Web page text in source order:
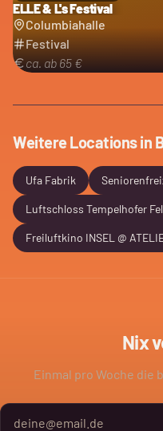
ELLE & L's Festival
Columbiahalle
Festival
ca. ab 65 €
Kategorie: Festival
Weitere Locations in
Ufa Fabrik
Luftschloss Tempelhofer
Freiluftkino INSEL @
Nix
Einmal pro Woche die